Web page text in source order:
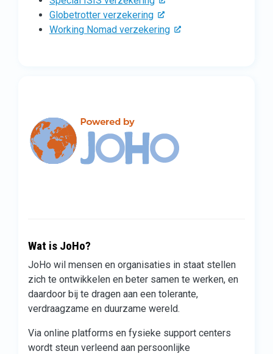
Globetrotter verzekering
Working Nomad verzekering
Wat is JoHo?
JoHo wil mensen en organisaties in staat stellen
zich te ontwikkelen en beter samen te werken, en
daardoor bij te dragen aan een tolerante,
verdraagzame en duurzame wereld.
Via online platforms en fysieke support centers
wordt steun verleend aan persoonlijke